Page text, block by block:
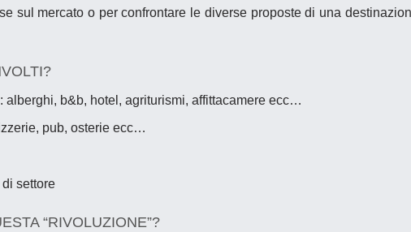
sul mercato o per confrontare le diverse proposte di una
alberghi, b&b, hotel, agriturismi, affittacamere ecc…
pub, osterie ecc…
settore
“RIVOLUZIONE”?